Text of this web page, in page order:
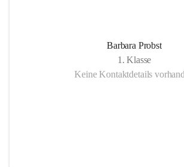
Barbara Probst
1. Klasse
Keine Kontaktdetails